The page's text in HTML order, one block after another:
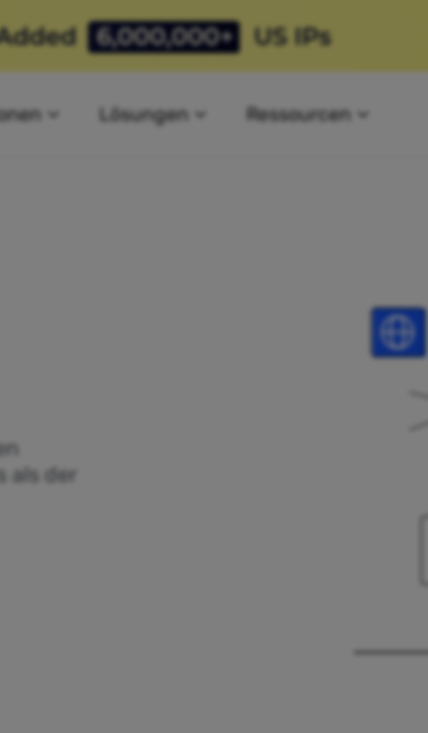
Lösungen Ressourcen
als der